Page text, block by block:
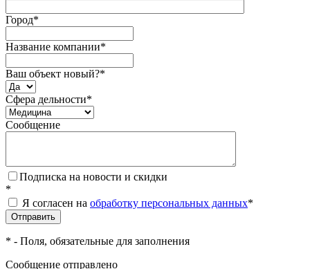
Город*
Название компании*
Ваш объект новый?*
Сфера дельности*
Сообщение
Подписка на новости и скидки
*
Я согласен на обработку персональных данных*
* - Поля, обязательные для заполнения
Сообщение отправлено